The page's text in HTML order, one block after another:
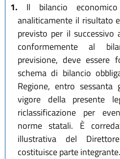
1. Il bilancio
analiticamente il risultato
previsto per il successivo
conformemente al
previsione, deve essere
schema di bilancio
Regione, entro
vigore della presente
riclassificazione per
norme statali. È
illustrativa del
costituisce parte integrante.